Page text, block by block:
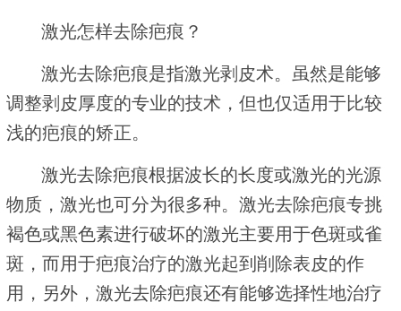
激光怎样去除疤痕？
激光去除疤痕是指激光剥皮术。虽然是能够
调整剥皮厚度的专业的技术，但也仅适用于比较
浅的疤痕的矫正。
激光去除疤痕根据波长的长度或激光的光源
物质，激光也可分为很多种。激光去除疤痕专挑
褐色或黑色素进行破坏的激光主要用于色斑或雀
斑，而用于疤痕治疗的激光起到削除表皮的作
用，另外，激光去除疤痕还有能够选择性地治疗